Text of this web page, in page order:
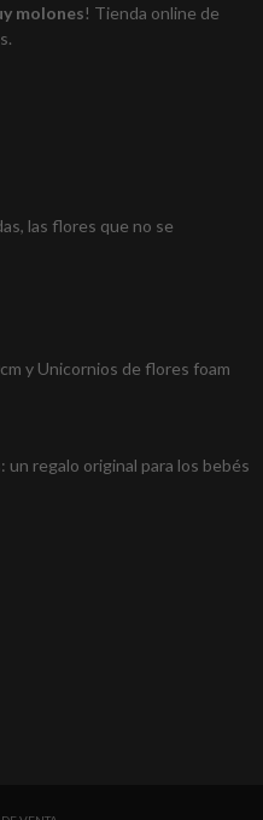
molones! Tienda online de
las flores que no se
y Unicornios de flores foam
un regalo original para los bebés